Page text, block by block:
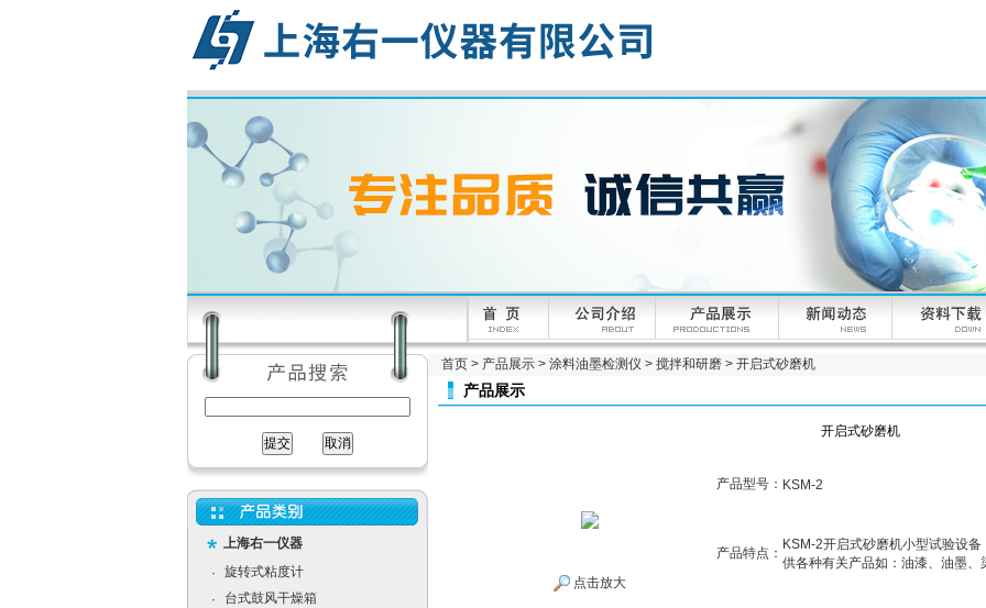
上海右一仪器
·
旋转式粘度计
·
台式鼓风干燥箱
首页 > 产品展示 > 涂料油墨检测仪 > 搅拌和研磨 > 开启式砂磨机
产品展示
开启式砂磨机
点击放大
产品型号： KSM-2
产品特点：
KSM-2开启式砂磨机小型试验设备
供各种有关产品如：油漆、油墨、